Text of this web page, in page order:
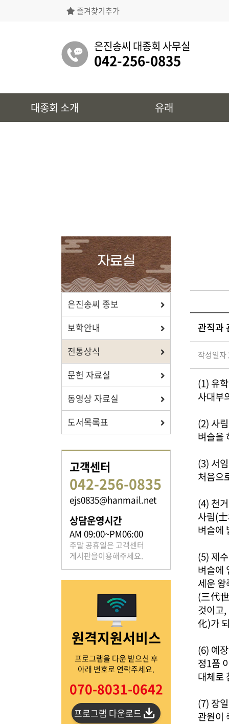
즐겨찾기추가
은진송씨 대종회 사무실
042-256-0835
대종회 소개 유래
유래
시조 및 보관유리, 선대묘역을
포상/장학
효행 정신과 숭조돈종의 사상이
투철한 장학생을 지원합니다.
자료실
보학, 전통상식, 도서관에서
족보 자료실
은진송씨의 족보를 확인하실 수 있습니다.
은진송씨의 전달 사항을
자료실
은진송씨 종보
보학안내
전통상식
문헌 자료실
동영상 자료실
도서목록표
고객센터
042-256-0835
ejs0835@hanmail.net
상담운영시간
AM 09:00~PM06:00
주말 공휴일은 고객센터
게시판을이용해주세요.
원격지원서비스
프로그램을 다운 받으신 후
아래 번호로 연락주세요.
070-8031-0642
프로그램 다운로드
관직과
작성일
(1) 유
사대부
(2) 사
벼슬을
(3) 서
처음으
(4) 천
사림(
벼슬에
(5) 제
벼슬에
세운
(三代
것이고
化)가
(6) 예
정1품
대체로
(7) 장
관원이